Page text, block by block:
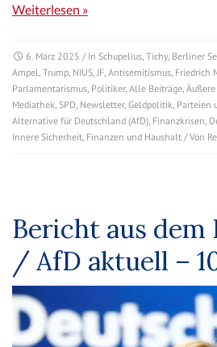
Weiterlesen »
6. März 2025 / In Schupelius Tichy, Berliner
Ampel Trump NIUS JF Antisemitismus Friedrich
Parlamentarismus Politiker, Alle Beiträge
Mediathek SPD Newsletter, Geldpolitik Parteien
Alternative für Deutschland (AfD) Finanzkrisen
Innere Sicherheit Finanzen und Haushalt / Von
Bericht aus dem
/ AfD aktuell –